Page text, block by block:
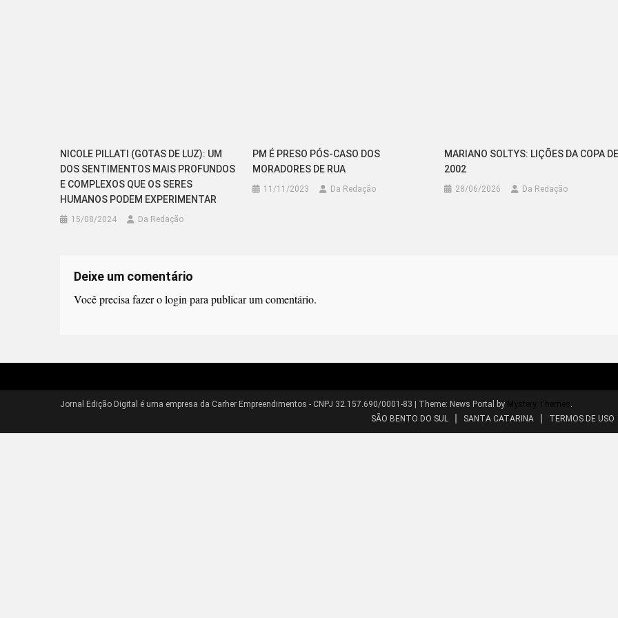
NICOLE PILLATI (GOTAS DE LUZ): UM
DOS SENTIMENTOS MAIS PROFUNDOS
E COMPLEXOS QUE OS SERES
HUMANOS PODEM EXPERIMENTAR
15/08/2024 Da Redação
PM É PRESO PÓS-CASO DOS
MORADORES DE RUA
11/11/2023 Da Redação
MARIANO SOLTYS: LIÇÕES DA COPA
2002
28/06/2026 Da Redação
Deixe um comentário
Você precisa fazer ologin para publicar um comentário.
Jornal Edição Digital é uma empresa da Carher Empreendimentos - CNPJ 32.157.690/0001-83 | Theme: News Portal by Mystery Themes
SÃO BENTO DO SUL
SANTA CATARINA TERMOS DE USO